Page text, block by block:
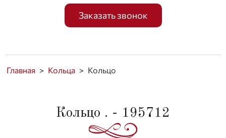
Заказать звонок
Главная > Кольца > Кольцо
Кольцо . - 195712